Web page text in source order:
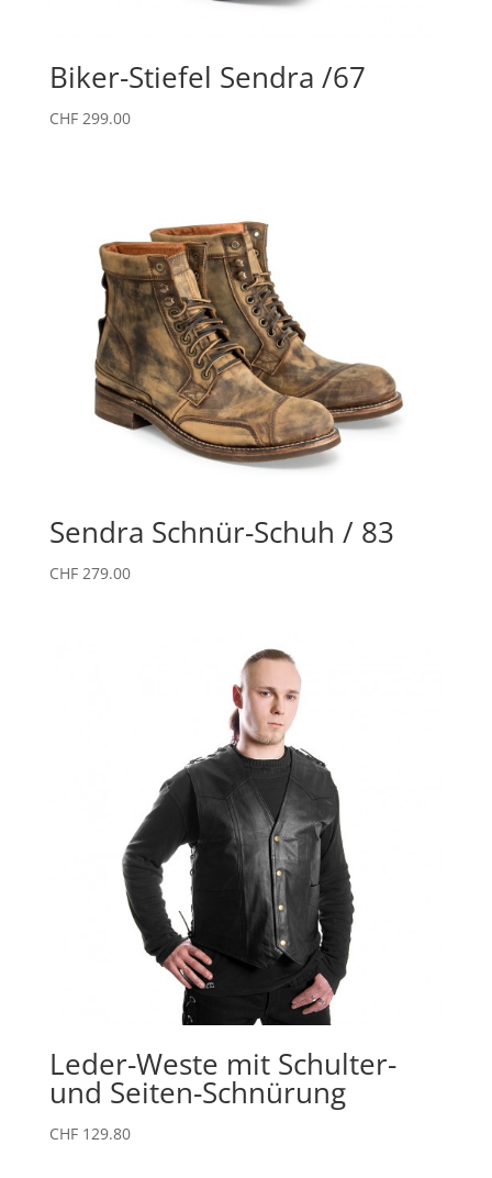
Biker-Stiefel Sendra /67
CHF299.00
Sendra Schnür-Schuh / 83
CHF279.00
Leder-Weste mit Schulter-
und Seiten-Schnürung
CHF129.80